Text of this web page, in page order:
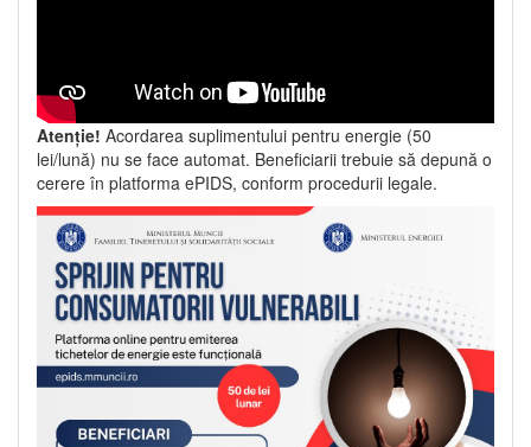
Atenție! Acordarea suplimentului pentru energie (50
lei/lună) nu se face automat. Beneficiarii trebuie să depună o
cerere în platforma ePIDS, conform procedurii legale.